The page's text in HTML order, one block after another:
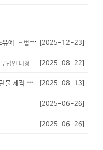
예 - 법무법인 대청 [2025-12-23]
법인 대청 [2025-08-22]
아
동·청소년성보호에관한법률위반 음란물 제작 유포 - 기소유예 - 법무법인
[2025-08-13]
[2025-06-26]
[2025-06-26]